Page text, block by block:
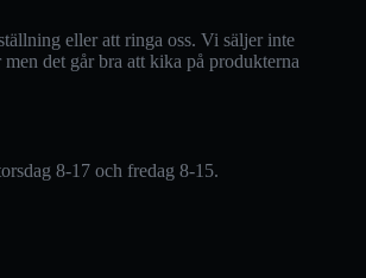
eller att ringa oss. Vi säljer inte
det går bra att kika på produkterna
8-17 och fredag 8-15.